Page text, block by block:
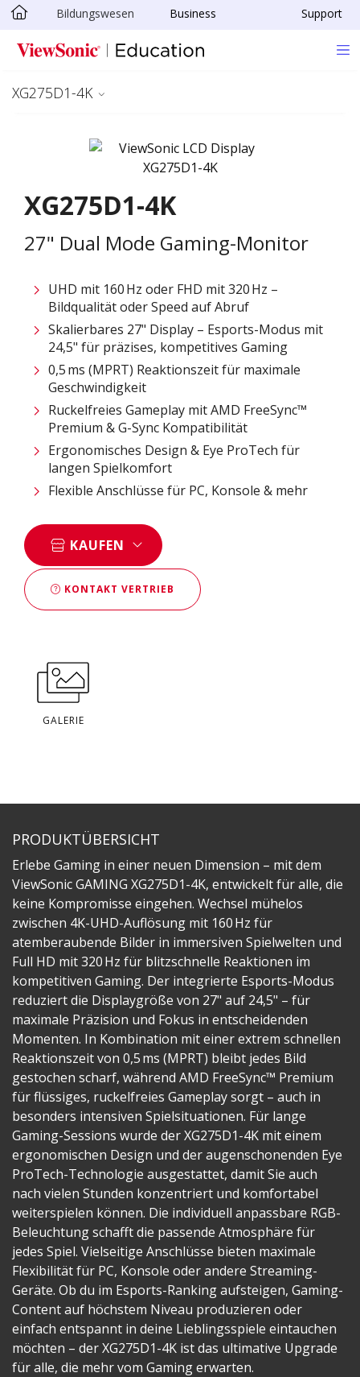
Skip to main content
Bildungswesen Business Support
XG275D1-4K
XG275D1-4K
27" Dual Mode Gaming-Monitor
UHD mit 160 Hz oder FHD mit 320 Hz –
Bildqualität oder Speed auf Abruf
Skalierbares 27" Display – Esports-Modus mit
24,5" für präzises, kompetitives Gaming
0,5 ms (MPRT) Reaktionszeit für maximale
Geschwindigkeit
Ruckelfreies Gameplay mit AMD FreeSync™
Premium & G-Sync Kompatibilität
Ergonomisches Design & Eye ProTech für
langen Spielkomfort
Flexible Anschlüsse für PC, Konsole & mehr
KAUFEN
KONTAKT VERTRIEB
GALERIE
PRODUKTÜBERSICHT
Erlebe Gaming in einer neuen Dimension – mit dem
ViewSonic GAMING XG275D1-4K, entwickelt für alle, die
keine Kompromisse eingehen. Wechsel mühelos
zwischen 4K-UHD-Auflösung mit 160 Hz für
atemberaubende Bilder in immersiven Spielwelten und
Full HD mit 320 Hz für blitzschnelle Reaktionen im
kompetitiven Gaming. Der integrierte Esports-Modus
reduziert die Displaygröße von 27" auf 24,5" – für
maximale Präzision und Fokus in entscheidenden
Momenten. In Kombination mit einer extrem schnellen
Reaktionszeit von 0,5 ms (MPRT) bleibt jedes Bild
gestochen scharf, während AMD FreeSync™ Premium
für flüssiges, ruckelfreies Gameplay sorgt – auch in
besonders intensiven Spielsituationen. Für lange
Gaming-Sessions wurde der XG275D1-4K mit einem
ergonomischen Design und der augenschonenden Eye
ProTech-Technologie ausgestattet, damit Sie auch
nach vielen Stunden konzentriert und komfortabel
weiterspielen können. Die individuell anpassbare RGB-
Beleuchtung schafft die passende Atmosphäre für
jedes Spiel. Vielseitige Anschlüsse bieten maximale
Flexibilität für PC, Konsole oder andere Streaming-
Geräte. Ob du im Esports-Ranking aufsteigen, Gaming-
Content auf höchstem Niveau produzieren oder
einfach entspannt in deine Lieblingsspiele eintauchen
möchten – der XG275D1-4K ist das ultimative Upgrade
für alle, die mehr vom Gaming erwarten.